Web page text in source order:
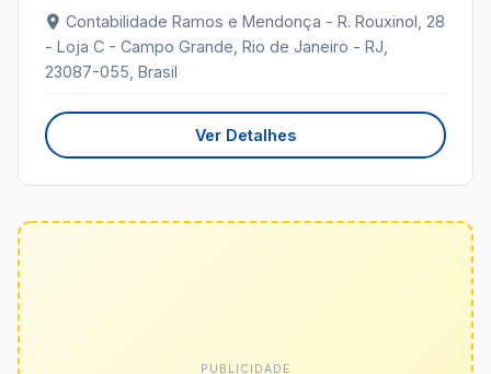
Contabilidade Ramos e Mendonça - R. Rouxinol, 28
- Loja C - Campo Grande, Rio de Janeiro - RJ,
23087-055, Brasil
Ver Detalhes